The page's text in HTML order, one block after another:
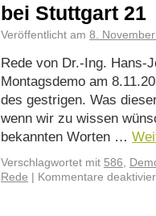
bei Stuttgart 21
Veröffentlicht am 8.
Rede von Dr.-Ing. Hans-
Montagsdemo am
des gestrigen. Was
wenn wir zu wissen
bekannten Worten …
Verschlagwortet mit 586,
Rede
Kommentare